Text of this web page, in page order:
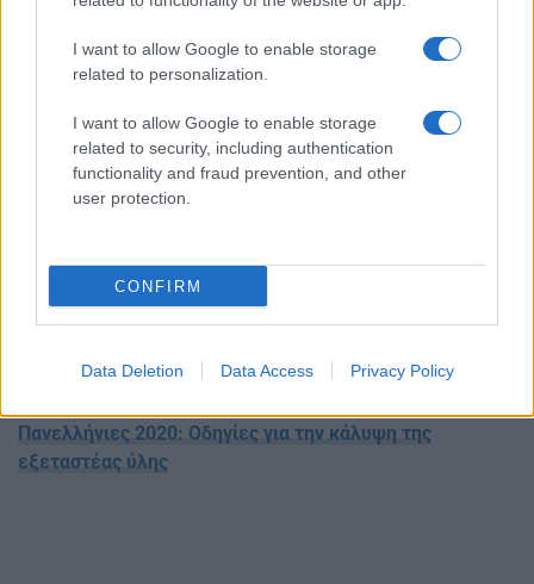
I want to allow Google to enable storage
related to personalization.
I want to allow Google to enable storage
related to security, including authentication
functionality and fraud prevention, and other
user protection.
CONFIRM
Data Deletion Data Access Privacy Policy
ε) την εξασφάλιση καθαριότητας των εξεταστικών
κέντρων, σύμφωνα με τις οδηγίες του Ε.Ο.Δ.Υ. και
στ) την απαγόρευση λειτουργίας κυλικείων των
εξεταστικών κέντρων κατά το διάστημα διενέργειας
πανελληνίων 2020.
Πανελλήνιες 2020- Έκθεση: Αλλαγές στη βαθμολόγηση
Πανελλήνιες 2020: Το πλήρες πρόγραμμα
Πανελλήνιες 2020: Λειτουργία των αθλητικών
εγκαταστάσεων για τις πρακτικές δοκιμασίες – Οδηγίες
Πανελλήνιες 2020: Οδηγίες για την κάλυψη της
εξεταστέας ύλης